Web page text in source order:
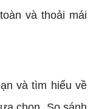
và thoải mái
và tìm hiểu về